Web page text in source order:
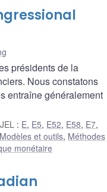
présidents de la
Nous constatons
entraîne généralement
: E, E5, E52, E58, E7,
Modèles et outils, Méthodes
monétaire